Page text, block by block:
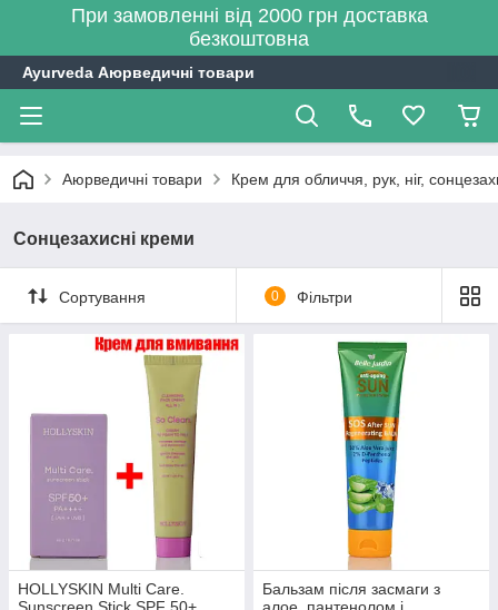
При замовленні від 2000 грн доставка
безкоштовна
Ayurveda Аюрведичні товари
Аюрведичні товари Крем для обличчя, рук, ніг,
Сонцезахисні креми
Сортування 0 Фільтри
HOLLYSKIN Multi Care.
Бальзам після засмаги з